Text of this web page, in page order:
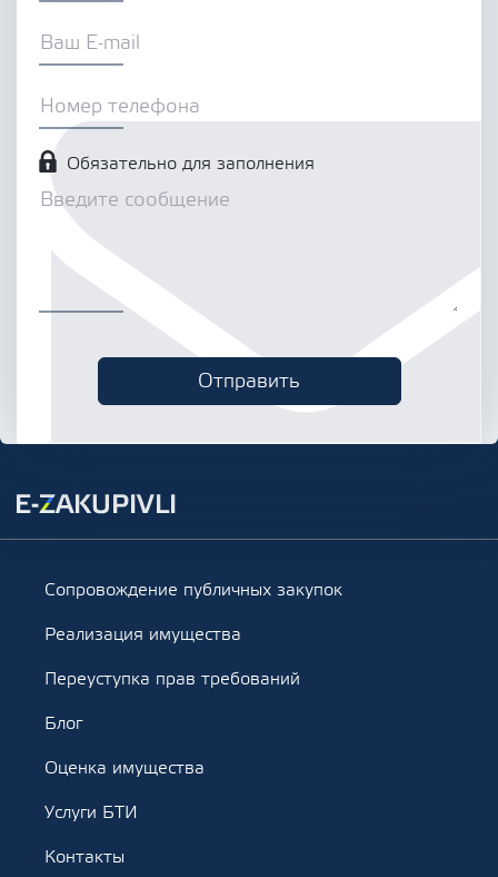
Обязательно для заполнения
Сопровождение публичных закупок
Реализация имущества
Переуступка прав требований
Блог
Оценка имущества
Услуги БТИ
Контакты